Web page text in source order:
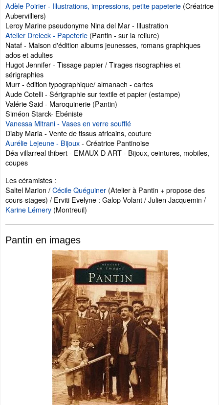
Adèle Poirier - Illustrations, impressions, petite papeterie (Créatrice
Aubervilliers)
Leroy Marine pseudonyme Nina del Mar - Illustration
Atelier Dreieck - Papeterie (Pantin - sur la reliure)
Nataf - Maison d'édition albums jeunesses, romans graphiques
ados et adultes
Hugot Jennifer - Tissage papier / Tirages risographies et
sérigraphies
Murr - édition typographique/ almanach - cartes
Aude Cotelli - Sérigraphie sur textile et papier (estampe)
Valérie Said - Maroquinerie (Pantin)
Siméon Starck- Ebéniste
Vanessa Mitrani - Vases en verre soufflé
Diaby Maria - Vente de tissus africains, couture
Aurélie Lejeune - Bijoux- Créatrice Pantinoise
Déa villarreal thibert - EMAUX D ART - Bijoux, ceintures, mobiles,
coupes
Les céramistes :
Saltel Marion /Cécile Quéguiner (Atelier à Pantin + propose des
cours-stages) / Erviti Evelyne : Galop Volant / Julien Jacquemin /
Karine Lémery (Montreuil)
Pantin en images